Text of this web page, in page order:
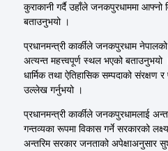
कुराकानी गर्दै उहाँले जनकपुरधाममा आफ्नो
बताउनुभयो ।
प्रधानमन्त्री कार्कीले जनकपुरधाम
अत्यन्त महत्त्वपूर्ण स्थल भएको
धार्मिक तथा ऐतिहासिक सम्पदाको संरक्षण र
उल्लेख गर्नुभयो ।
प्रधानमन्त्री कार्कीले जनकपुरधामलाई
गन्तव्यका रूपमा विकास गर्ने सरकारको
अन्तरिम सरकार जनताको अपेक्षाअनुसार